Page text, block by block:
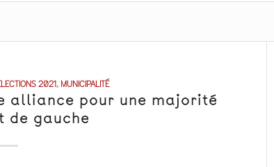
2021, MUNICIPALITÉ
alliance pour une majorité
de gauche